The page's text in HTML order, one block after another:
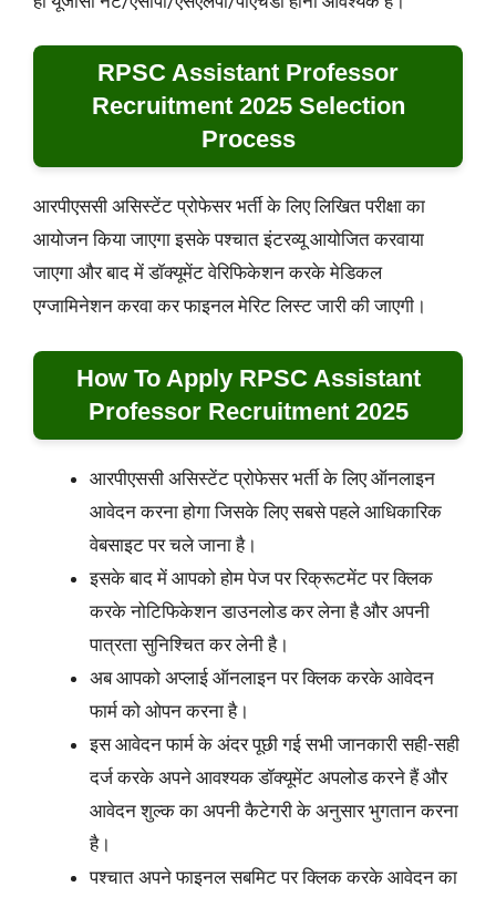
RPSC Assistant Professor
Recruitment 2025 Selection
Process
आरपीएससी असिस्टेंट प्रोफेसर भर्ती के लिए लिखित परीक्षा का
आयोजन किया जाएगा इसके पश्चात इंटरव्यू आयोजित करवाया
जाएगा और बाद में डॉक्यूमेंट वेरिफिकेशन करके मेडिकल
एग्जामिनेशन करवा कर फाइनल मेरिट लिस्ट जारी की जाएगी।
How To Apply RPSC Assistant
Professor Recruitment 2025
आरपीएससी असिस्टेंट प्रोफेसर भर्ती के लिए ऑनलाइन
आवेदन करना होगा जिसके लिए सबसे पहले आधिकारिक
वेबसाइट पर चले जाना है।
इसके बाद में आपको होम पेज पर रिक्रूटमेंट पर क्लिक
करके नोटिफिकेशन डाउनलोड कर लेना है और अपनी
पात्रता सुनिश्चित कर लेनी है।
अब आपको अप्लाई ऑनलाइन पर क्लिक करके आवेदन
फार्म को ओपन करना है।
इस आवेदन फार्म के अंदर पूछी गई सभी जानकारी सही-सही
दर्ज करके अपने आवश्यक डॉक्यूमेंट अपलोड करने हैं और
आवेदन शुल्क का अपनी कैटेगरी के अनुसार भुगतान करना
है।
पश्चात अपने फाइनल सबमिट पर क्लिक करके आवेदन का